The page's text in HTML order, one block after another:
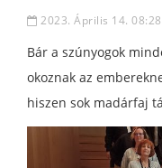
2023. Április 14. 08:28
Bár a szúnyogok
okoznak az
hiszen sok madárfaj